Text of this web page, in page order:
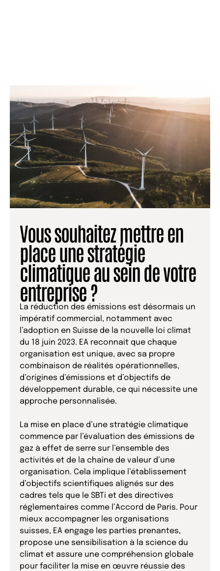
Vous souhaitez mettre en
place une stratégie
climatique au sein de votre
entreprise ?
La réduction des émissions est désormais un
impératif commercial, notamment avec
l’adoption en Suisse de la nouvelle loi climat
du 18 juin 2023. EA reconnait que chaque
organisation est unique, avec sa propre
combinaison de réalités opérationnelles,
d’origines d’émissions et d’objectifs de
développement durable, ce qui nécessite une
approche personnalisée.
La mise en place d’une stratégie climatique
commence par l’évaluation des émissions de
gaz à effet de serre sur l’ensemble des
activités et de la chaîne de valeur d’une
organisation. Cela implique l’établissement
d’objectifs scientifiques alignés sur des
cadres tels que le SBTi et des directives
réglementaires comme l’Accord de Paris. Pour
mieux accompagner les organisations
suisses, EA engage les parties prenantes,
propose une sensibilisation à la science du
climat et assure une compréhension globale
pour faciliter la mise en œuvre réussie des